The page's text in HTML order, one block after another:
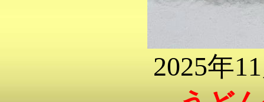
2025年